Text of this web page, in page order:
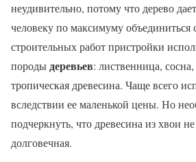
неудивительно, потому что дерево
человеку по максимуму
строительных работ пристройки
породыдеревьев: лиственница,
тропическая древесина. Чаще всего
вследствии ее маленькой цены. Но
подчеркнуть, что древесина из хвои
долговечная.